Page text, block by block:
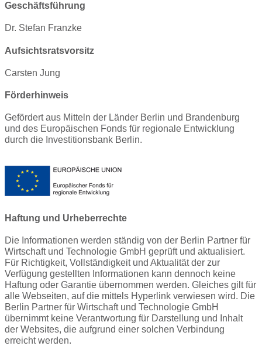
Geschäftsführung
Dr. Stefan Franzke
Aufsichtsratsvorsitz
Carsten Jung
Förderhinweis
Gefördert aus Mitteln der Länder Berlin und Brandenburg
und des Europäischen Fonds für regionale Entwicklung
durch die Investitionsbank Berlin.
Haftung und Urheberrechte
Die Informationen werden ständig von der Berlin Partner für
Wirtschaft und Technologie GmbH geprüft und aktualisiert.
Für Richtigkeit, Vollständigkeit und Aktualität der zur
Verfügung gestellten Informationen kann dennoch keine
Haftung oder Garantie übernommen werden. Gleiches gilt für
alle Webseiten, auf die mittels Hyperlink verwiesen wird. Die
Berlin Partner für Wirtschaft und Technologie GmbH
übernimmt keine Verantwortung für Darstellung und Inhalt
der Websites, die aufgrund einer solchen Verbindung
erreicht werden.